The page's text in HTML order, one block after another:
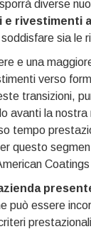
diverse
rivestimenti
soddisfare sia le
e una
verso
transizioni,
avanti la nostra
tempo
questo
può essere